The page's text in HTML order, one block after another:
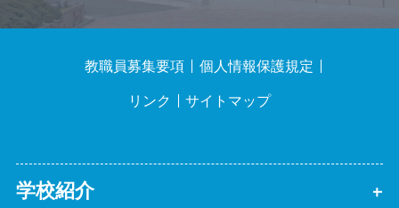
学校紹介
教職員募集要項 個人情報保護規定
リンク サイトマップ